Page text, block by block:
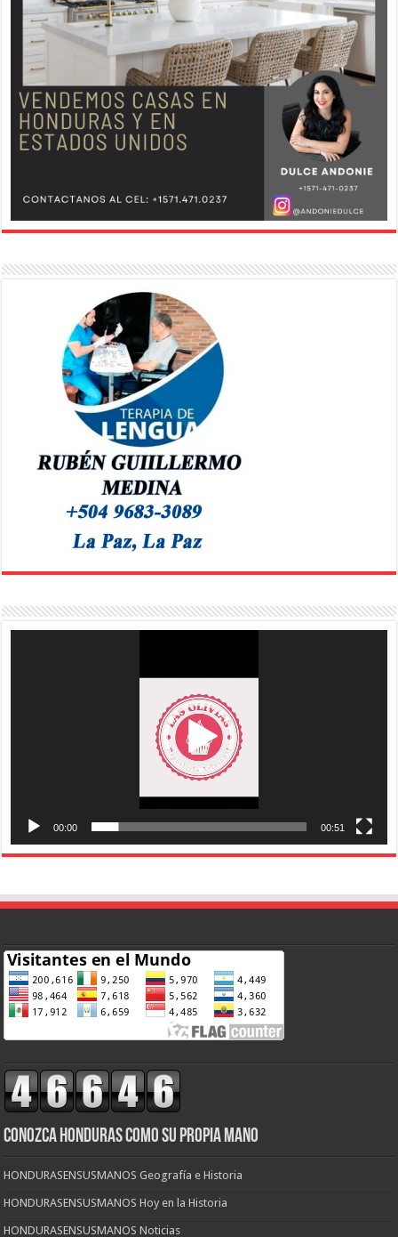
00:00 00:51
CONOZCA HONDURAS COMO SU PROPIA MANO
HONDURASENSUSMANOS Geografía e Historia
HONDURASENSUSMANOS Hoy en la Historia
HONDURASENSUSMANOS Noticias